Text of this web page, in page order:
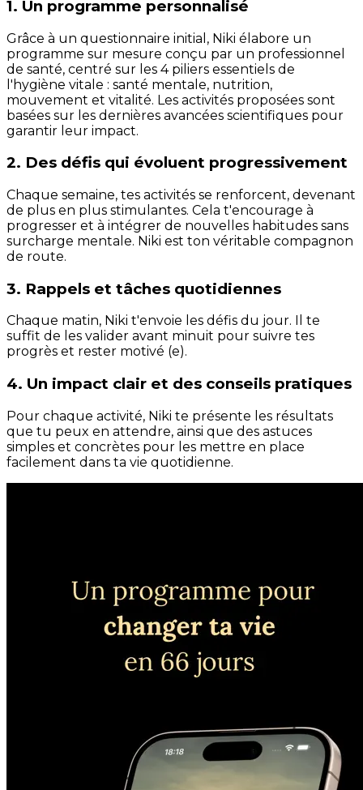
1. Un programme personnalisé
Grâce à un questionnaire initial, Niki élabore un
programme sur mesure conçu par un professionnel
de santé, centré sur les 4 piliers essentiels de
l'hygiène vitale : santé mentale, nutrition,
mouvement et vitalité. Les activités proposées sont
basées sur les dernières avancées scientifiques pour
garantir leur impact.
2. Des défis qui évoluent progressivement
Chaque semaine, tes activités se renforcent, devenant
de plus en plus stimulantes. Cela t'encourage à
progresser et à intégrer de nouvelles habitudes sans
surcharge mentale. Niki est ton véritable compagnon
de route.
3. Rappels et tâches quotidiennes
Chaque matin, Niki t'envoie les défis du jour. Il te
suffit de les valider avant minuit pour suivre tes
progrès et rester motivé (e).
4. Un impact clair et des conseils pratiques
Pour chaque activité, Niki te présente les résultats
que tu peux en attendre, ainsi que des astuces
simples et concrètes pour les mettre en place
facilement dans ta vie quotidienne.